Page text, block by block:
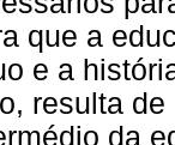
que a
e a
resulta
da